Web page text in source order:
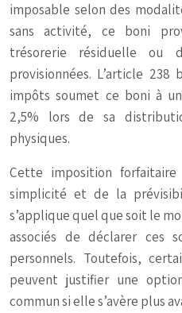
imposable selon des
sans activité, ce boni
trésorerie résiduelle ou
provisionnées. L’article
impôts soumet ce boni à
2,5% lors de sa
physiques.
Cette imposition
simplicité et de la
s’applique quel que soit le
associés de déclarer ces
personnels. Toutefois,
peuvent justifier une
commun si elle s’avère plus